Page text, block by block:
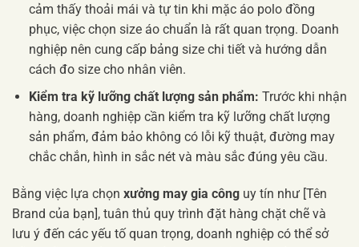
cảm thấy thoải mái và tự tin khi mặc áo polo đồng
phục, việc chọn size áo chuẩn là rất quan trọng. Doanh
nghiệp nên cung cấp bảng size chi tiết và hướng dẫn
cách đo size cho nhân viên.
Kiểm tra kỹ lưỡng chất lượng sản phẩm: Trước khi nhận
hàng, doanh nghiệp cần kiểm tra kỹ lưỡng chất lượng
sản phẩm, đảm bảo không có lỗi kỹ thuật, đường may
chắc chắn, hình in sắc nét và màu sắc đúng yêu cầu.
Bằng việc lựa chọn xưởng may gia công uy tín như [Tên
Brand của bạn], tuân thủ quy trình đặt hàng chặt chẽ và
lưu ý đến các yếu tố quan trọng, doanh nghiệp có thể sở